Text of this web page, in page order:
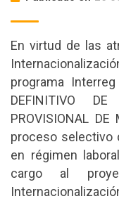
En virtud de las
programa
DEFINITIVO DE
PROVISIONAL
proceso selectivo
en régimen
cargo al